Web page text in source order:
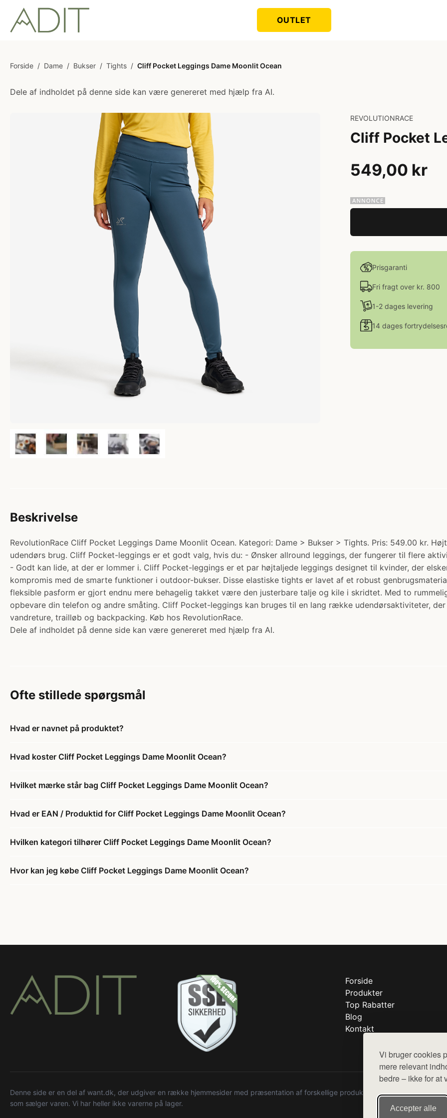
Vi bruger cookies
mere relevant
bedre – ikke for
Accepter alle
OUTLET
Forside / Dame / Bukser / Tights / Cliff Pocket Leggings Dame Moonlit Ocean
Dele af indholdet på denne side kan være genereret med hjælp fra AI.
REVOLUTIONRACE
Cliff Pocket
549,00 kr
Prisgaranti
Fri fragt over kr. 800
1-2 dages levering
14 dages
Beskrivelse
RevolutionRace Cliff Pocket Leggings Dame Moonlit Ocean. Kategori: Dame > Bukser > Tights. Pris: 549.00 kr.
udendørs brug. Cliff Pocket-leggings er et godt valg, hvis du: - Ønsker allround leggings, der fungerer til flere
- Godt kan lide, at der er lommer i. Cliff Pocket-leggings er et par højtaljede leggings designet til kvinder, der
kompromis med de smarte funktioner i outdoor-bukser. Disse elastiske tights er lavet af et robust
fleksible pasform er gjort endnu mere behagelig takket være den justerbare talje og kile i skridtet. Med to
opbevare din telefon og andre småting. Cliff Pocket-leggings kan bruges til en lang række udendørsaktiviteter,
vandreture, trailløb og backpacking. Køb hos RevolutionRace.
Dele af indholdet på denne side kan være genereret med hjælp fra AI.
Ofte stillede spørgsmål
Hvad er navnet på produktet?
Hvad koster Cliff Pocket Leggings Dame Moonlit Ocean?
Hvilket mærke står bag Cliff Pocket Leggings Dame Moonlit Ocean?
Hvad er EAN / Produktid for Cliff Pocket Leggings Dame Moonlit Ocean?
Hvilken kategori tilhører Cliff Pocket Leggings Dame Moonlit Ocean?
Hvor kan jeg købe Cliff Pocket Leggings Dame Moonlit Ocean?
Forside
Produkter
Top Rabatter
Blog
Kontakt
Denne side er en del af want.dk, der udgiver en række hjemmesider med præsentation af forskellige produkter fra diverse
som sælger varen. Vi har heller ikke varerne på lager.